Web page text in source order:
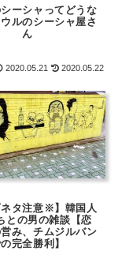
シーシャってどうな
ルのシーシャ屋さ
ん
2020.05.21 2020.05.22
タ注意※】韓国人
との男の雑談【恋
み、チムジルバン
完全勝利】